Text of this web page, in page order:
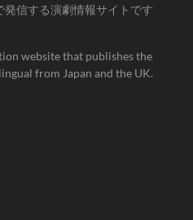
発信する演劇情報サイトです
website that publishes the
from Japan and the UK.